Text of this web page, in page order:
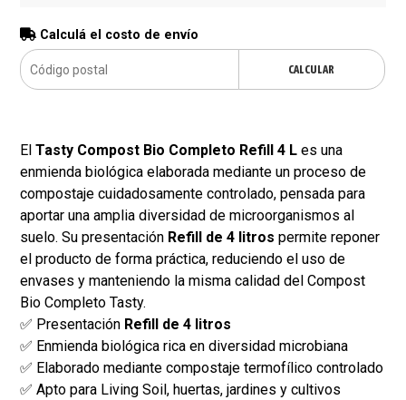
Calculá el costo de envío
CALCULAR
ElTasty Compost Bio Completo Refill 4 L es una
enmienda biológica elaborada mediante un proceso de
compostaje cuidadosamente controlado, pensada para
aportar una amplia diversidad de microorganismos al
suelo. Su presentación Refill de 4 litros permite reponer
el producto de forma práctica, reduciendo el uso de
envases y manteniendo la misma calidad del Compost
Bio Completo Tasty.
✅ Presentación Refill de 4 litros
✅ Enmienda biológica rica en diversidad microbiana
✅ Elaborado mediante compostaje termofílico controlado
✅ Apto para Living Soil, huertas, jardines y cultivos